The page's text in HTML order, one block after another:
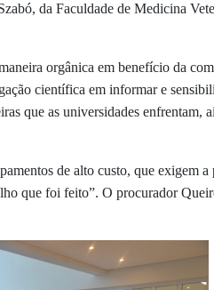
da Faculdade de Medicina
orgânica em benefício da
científica em informar e
que as universidades
de alto custo, que exigem
que foi feito”. O procurador